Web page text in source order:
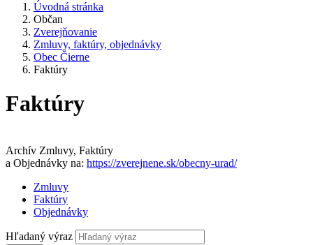
Úvodná stránka
Občan
Zverejňovanie
Zmluvy, faktúry, objednávky
Obec Čierne
Faktúry
Faktúry
Archív Zmluvy, Faktúry
a Objednávky na: https://zverejnene.sk/obecny-urad/
Zmluvy
Faktúry
Objednávky
Hľadaný výraz